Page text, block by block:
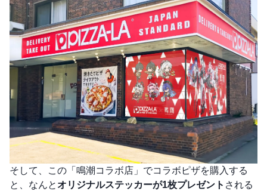
そして、この「鳴潮コラボ店」でコラボピザを購入する
と、なんと オリジナルステッカーが1枚プレゼント される